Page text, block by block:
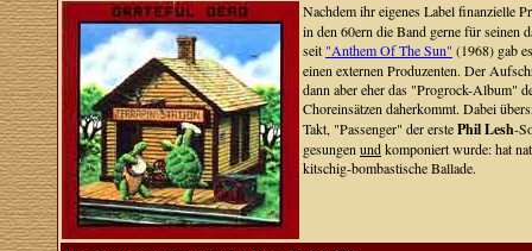
Nachdem ihr eigenes Label finanzielle
in den 60ern die Band gerne für seinen
seit "Anthem Of The Sun" (1968) gab
einen externen Produzenten. Der
dann aber eher das "Progrock-Album"
Choreinsätzen daherkommt. Dabei
Takt, "Passenger" der erstePhil Lesh-
gesungen undkomponiert wurde: hat
kitschig-bombastische Ballade.